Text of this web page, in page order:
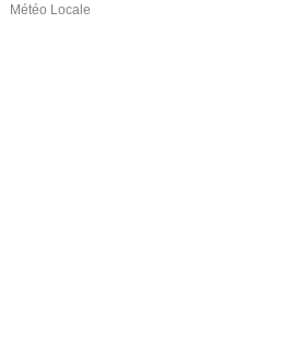
Météo Locale